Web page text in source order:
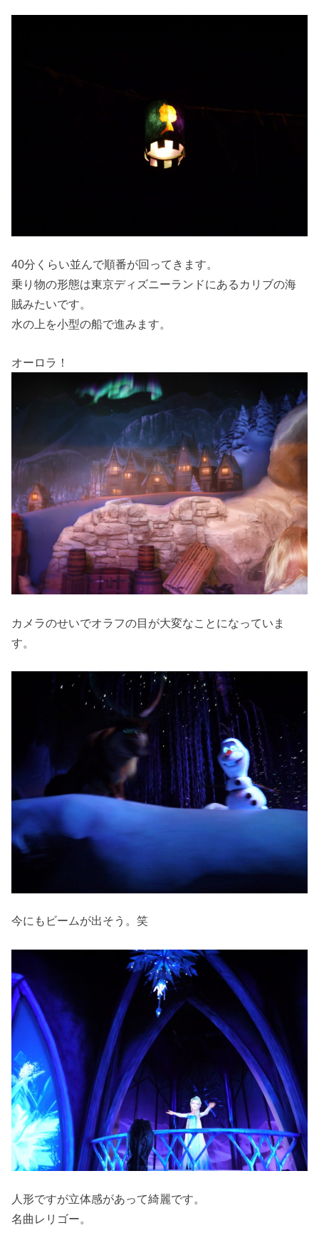
40分くらい並んで順番が回ってきます。
乗り物の形態は東京ディズニーランドにあるカリブの海
賊みたいです。
水の上を小型の船で進みます。
オーロラ！
カメラのせいでオラフの目が大変なことになっていま
す。
今にもビームが出そう。笑
人形ですが立体感があって綺麗です。
名曲レリゴー。